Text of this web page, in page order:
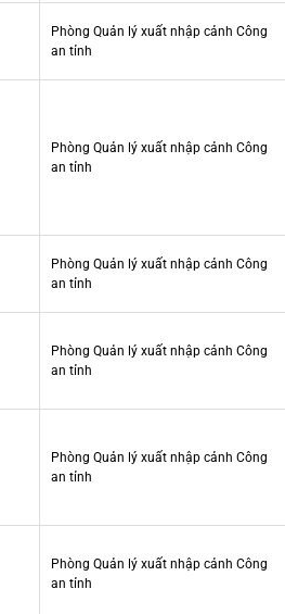
Phòng Quản lý xuất nhập cảnh Công
an tỉnh
Phòng Quản lý xuất nhập cảnh Công
an tỉnh
Phòng Quản lý xuất nhập cảnh Công
an tỉnh
Phòng Quản lý xuất nhập cảnh Công
an tỉnh
Phòng Quản lý xuất nhập cảnh Công
an tỉnh
Phòng Quản lý xuất nhập cảnh Công
an tỉnh